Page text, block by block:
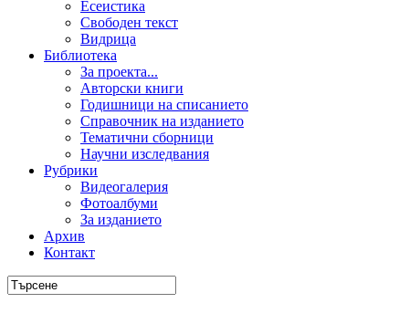
Есеистика
Свободен текст
Видрица
Библиотека
За проекта...
Авторски книги
Годишници на списанието
Справочник на изданието
Тематични сборници
Научни изследвания
Рубрики
Видеогалерия
Фотоалбуми
За изданието
Архив
Контакт